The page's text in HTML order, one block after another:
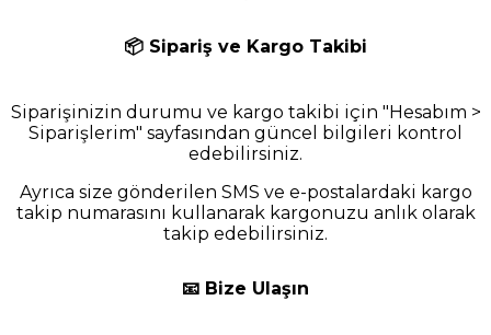
📦 Sipariş ve Kargo Takibi
Siparişinizin durumu ve kargo takibi için "Hesabım >
Siparişlerim" sayfasından güncel bilgileri kontrol
edebilirsiniz.
Ayrıca size gönderilen SMS ve e-postalardaki kargo
takip numarasını kullanarak kargonuzu anlık olarak
takip edebilirsiniz.
📧 Bize Ulaşın